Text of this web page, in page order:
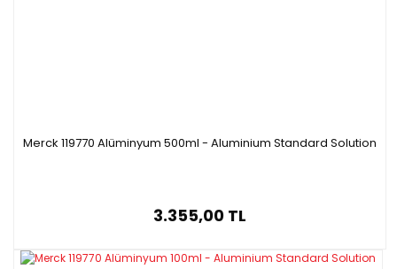
Merck 119770 Alüminyum 500ml - Aluminium Standard Solution
3.355,00 TL